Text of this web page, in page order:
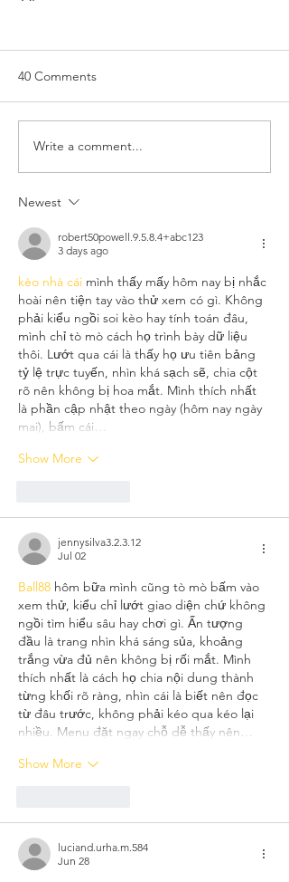
40 Comments
Write a comment...
Newest
robert50powell.9.5.8.4+abc123
3 days ago
kèo nhà cái mình thấy mấy hôm nay bị nhắc
hoài nên tiện tay vào thử xem có gì. Không
phải kiểu ngồi soi kèo hay tính toán đâu,
mình chỉ tò mò cách họ trình bày dữ liệu
thôi. Lướt qua cái là thấy họ ưu tiên bảng
tỷ lệ trực tuyến, nhìn khá sạch sẽ, chia cột
rõ nên không bị hoa mắt. Mình thích nhất
là phần cập nhật theo ngày (hôm nay ngày
mai), bấm cái…
Show More
jennysilva3.2.3.12
Jul 02
Ball88 hôm bữa mình cũng tò mò bấm vào
xem thử, kiểu chỉ lướt giao diện chứ không
ngồi tìm hiểu sâu hay chơi gì. Ấn tượng
đầu là trang nhìn khá sáng sủa, khoảng
trắng vừa đủ nên không bị rối mắt. Mình
thích nhất là cách họ chia nội dung thành
từng khối rõ ràng, nhìn cái là biết nên đọc
từ đâu trước, không phải kéo qua kéo lại
nhiều. Menu đặt ngay chỗ dễ thấy nên…
Show More
luciand.urha.m.584
Jun 28